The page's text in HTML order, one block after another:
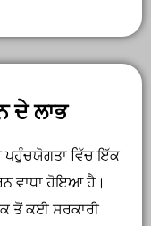
ਦੇ ਲਾਭ
ਪਹੁੰਚਯੋਗਤਾ ਵਿੱਚ ਇੱਕ
ਵਾਧਾ ਹੋਇਆ ਹੈ।
ਤੋਂ ਕਈ ਸਰਕਾਰੀ